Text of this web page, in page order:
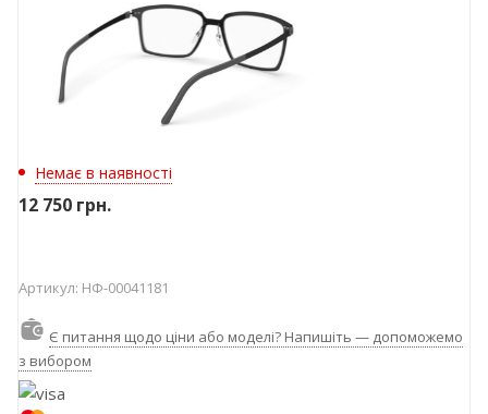
Немає в наявності
12 750 грн.
Артикул: НФ-00041181
Є питання щодо ціни або моделі? Напишіть — допоможемо
з вибором